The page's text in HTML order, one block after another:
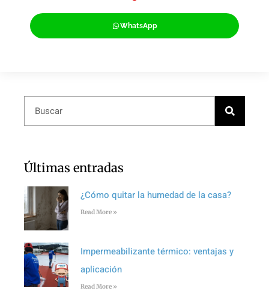
WhatsApp
Últimas entradas
¿Cómo quitar la humedad de la casa?
Read More »
Impermeabilizante térmico: ventajas y
aplicación
Read More »